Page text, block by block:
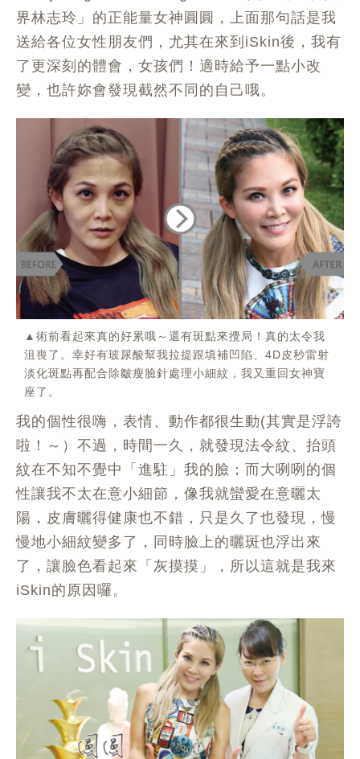
界林志玲」的正能量女神圓圓，上面那句話是我
送給各位女性朋友們，尤其在來到iSkin後，我有
了更深刻的體會，女孩們！適時給予一點小改
變，也許妳會發現截然不同的自己哦。
▲術前看起來真的好累哦～還有斑點來攪局！真的太令我
沮喪了。幸好有玻尿酸幫我拉提跟填補凹陷、4D皮秒雷射
淡化斑點再配合除皺瘦臉針處理小細紋，我又重回女神寶
座了。
我的個性很嗨，表情、動作都很生動(其實是浮誇
啦！～）不過，時間一久，就發現法令紋、抬頭
紋在不知不覺中「進駐」我的臉；而大咧咧的個
性讓我不太在意小細節，像我就蠻愛在意曬太
陽，皮膚曬得健康也不錯，只是久了也發現，慢
慢地小細紋變多了，同時臉上的曬斑也浮出來
了，讓臉色看起來「灰摸摸」，所以這就是我來
iSkin的原因囉。